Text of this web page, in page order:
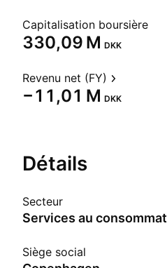
Capitalisation boursière
‪330,09 M‬ DKK
Revenu net (FY)
‪−11,01 M‬ DKK
Détails
Secteur
Services au
Siège social